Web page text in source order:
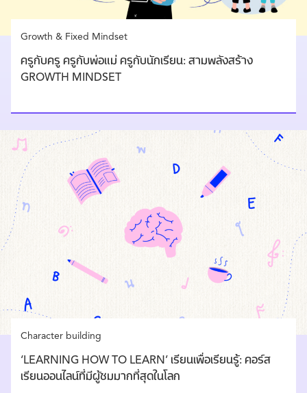
Growth & Fixed Mindset
ครูกับครู ครูกับพ่อแม่ ครูกับนักเรียน: สามพลังสร้าง
GROWTH MINDSET
Character building
‘LEARNING HOW TO LEARN’ เรียนเพื่อเรียนรู้: คอร์ส
เรียนออนไลน์ที่มีผู้ชมมากที่สุดในโลก